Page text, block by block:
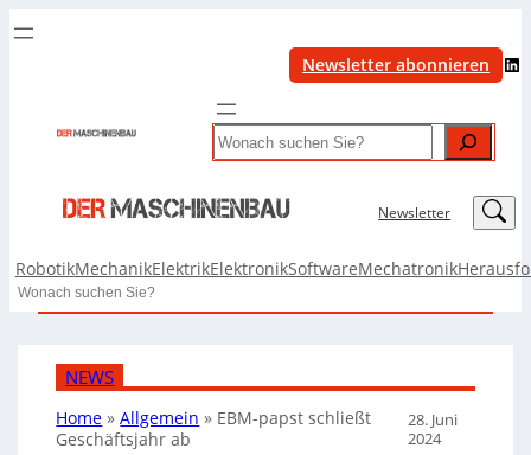
Newsletter abonnieren LinkedIn
Search
Newsletter LinkedIn
RobotikMechanikElektrikElektronikSoftwareMechatronik
Search
NEWS
Home »Allgemein » EBM-papst schließt
Geschäftsjahr ab
28. Juni
2024